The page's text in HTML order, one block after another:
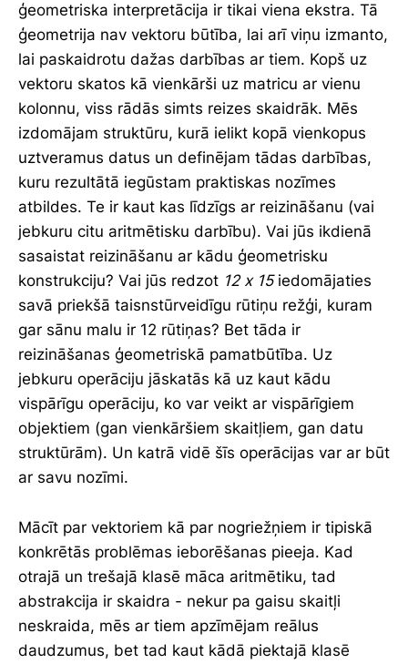
ģeometriska interpretācija ir tikai viena ekstra. Tā
ģeometrija nav vektoru būtība, lai arī viņu izmanto,
lai paskaidrotu dažas darbības ar tiem. Kopš uz
vektoru skatos kā vienkārši uz matricu ar vienu
kolonnu, viss rādās simts reizes skaidrāk. Mēs
izdomājam struktūru, kurā ielikt kopā vienkopus
uztveramus datus un definējam tādas darbības,
kuru rezultātā iegūstam praktiskas nozīmes
atbildes. Te ir kaut kas līdzīgs ar reizināšanu (vai
jebkuru citu aritmētisku darbību). Vai jūs ikdienā
sasaistat reizināšanu ar kādu ģeometrisku
konstrukciju? Vai jūs redzot 12 x 15iedomājaties
savā priekšā taisnstūrveidīgu rūtiņu režģi, kuram
gar sānu malu ir 12 rūtiņas? Bet tāda ir
reizināšanas ģeometriskā pamatbūtība. Uz
jebkuru operāciju jāskatās kā uz kaut kādu
vispārīgu operāciju, ko var veikt ar vispārīgiem
objektiem (gan vienkāršiem skaitļiem, gan datu
struktūrām). Un katrā vidē šīs operācijas var ar būt
ar savu nozīmi.
Mācīt par vektoriem kā par nogriežņiem ir tipiskā
konkrētās problēmas ieborēšanas pieeja. Kad
otrajā un trešajā klasē māca aritmētiku, tad
abstrakcija ir skaidra - nekur pa gaisu skaitļi
neskraida, mēs ar tiem apzīmējam reālus
daudzumus, bet tad kaut kādā piektajā klasē